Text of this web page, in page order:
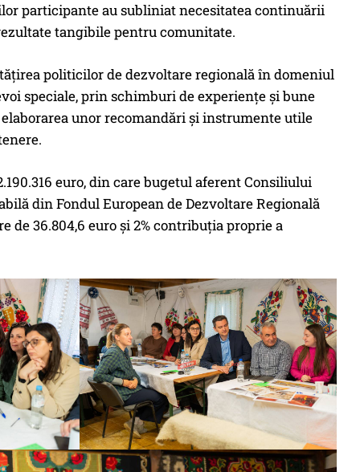
participante au subliniat necesitatea continuării
tangibile pentru comunitate.
politicilor de dezvoltare regională în domeniul
speciale, prin schimburi de experiențe și bune
unor recomandări și instrumente utile
euro, din care bugetul aferent Consiliului
din Fondul European de Dezvoltare Regională
de 36.804,6 euro și 2% contribuția proprie a